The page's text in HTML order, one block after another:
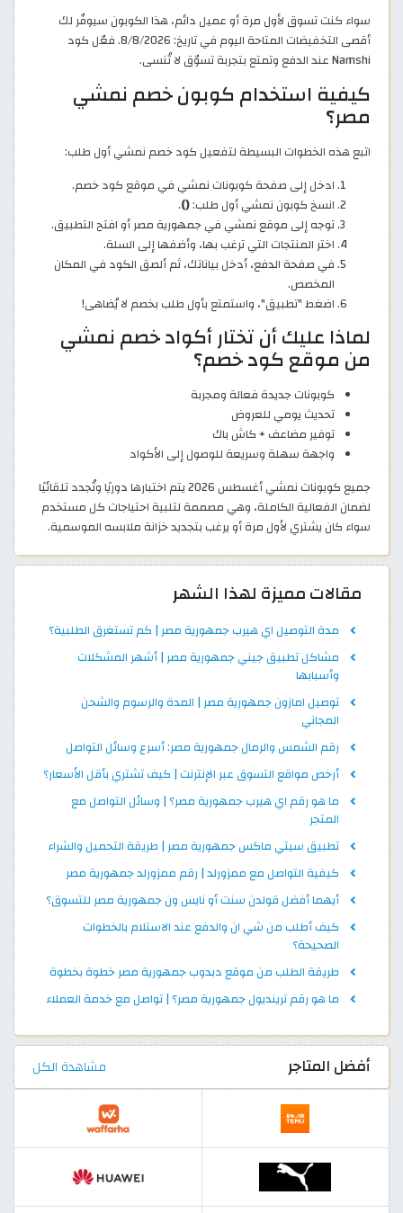
سواء كنت تسوق لأول مرة أو عميل دائم، هذا الكوبون سيوفّر لك
أقصى التخفيضات المتاحة اليوم في تاريخ: 8/8/2026. فعّل كود
Namshi عند الدفع وتمتع بتجربة تسوّق لا تُنسى.
كيفية استخدام كوبون خصم نمشي
مصر؟
اتبع هذه الخطوات البسيطة لتفعيل كود خصم نمشي أول طلب:
ادخل إلى صفحة كوبونات نمشي في موقع كود خصم.
انسخ كوبون نمشي أول طلب:()
.
توجه إلى موقع نمشي في جمهورية مصر أو افتح التطبيق.
اختر المنتجات التي ترغب بها، وأضفها إلى السلة.
في صفحة الدفع، أدخل بياناتك، ثم ألصق الكود في المكان
المخصص.
اضغط "تطبيق"، واستمتع بأول طلب بخصم لا يُضاهى!
لماذا عليك أن تختار أكواد خصم نمشي
من موقع كود خصم؟
كوبونات جديدة فعالة ومجربة
تحديث يومي للعروض
توفير مضاعف + كاش باك
واجهة سهلة وسريعة للوصول إلى الأكواد
جميع كوبونات نمشي أغسطس 2026 يتم اختبارها دوريًا وتُجدد تلقائيًا
لضمان الفعالية الكاملة، وهي مصممة لتلبية احتياجات كل مستخدم
سواء كان يشتري لأول مرة أو يرغب بتجديد خزانة ملابسه الموسمية.
مقالات مميزة لهذا الشهر
مدة التوصيل اي هيرب جمهورية مصر | كم تستغرق الطلبية؟
مشاكل تطبيق جيني جمهورية مصر | أشهر المشكلات
وأسبابها
توصيل امازون جمهورية مصر | المدة والرسوم والشحن
المجاني
رقم الشمس والرمال جمهورية مصر: أسرع وسائل التواصل
أرخص مواقع التسوق عبر الإنترنت | كيف تشتري بأقل الأسعار؟
ما هو رقم اي هيرب جمهورية مصر؟ | وسائل التواصل مع
المتجر
تطبيق سيتي ماكس جمهورية مصر | طريقة التحميل والشراء
كيفية التواصل مع ممزورلد | رقم ممزورلد جمهورية مصر
أيهما أفضل قولدن سنت أو نايس ون جمهورية مصر للتسوق؟
كيف أطلب من شي ان والدفع عند الاستلام بالخطوات
الصحيحة؟
طريقة الطلب من موقع دبدوب جمهورية مصر خطوة بخطوة
ما هو رقم ترينديول جمهورية مصر؟ | تواصل مع خدمة العملاء
أفضل المتاجر مشاهدة الكل